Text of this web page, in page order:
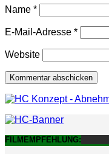
Name *
E-Mail-Adresse *
Website
FILMEMPFEHLUNG: